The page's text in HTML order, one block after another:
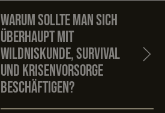
Warum sollte man sich
überhaupt mit
Wildniskunde, Survival
und Krisenvorsorge
beschäftigen?